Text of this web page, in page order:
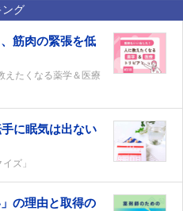
グ
筋肉の緊張を低
えたくなる薬学＆医療
に眠気は出ない
ズ」
の理由と取得の